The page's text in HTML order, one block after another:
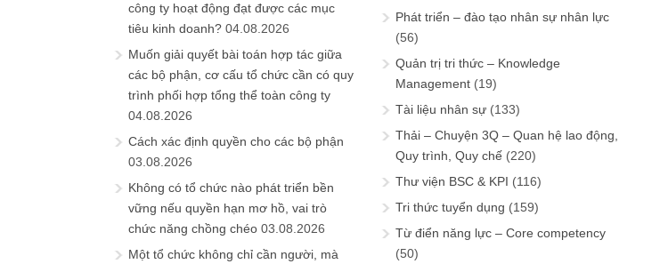
công ty hoạt động đạt được các mục
tiêu kinh doanh? 04.08.2026
Muốn giải quyết bài toán hợp tác giữa
các bộ phận, cơ cấu tổ chức cần có quy
trình phối hợp tổng thể toàn công ty
04.08.2026
Cách xác định quyền cho các bộ phận
03.08.2026
Không có tổ chức nào phát triển bền
vững nếu quyền hạn mơ hồ, vai trò
chức năng chồng chéo 03.08.2026
Một tổ chức không chỉ cần người, mà
Phát triển – đào tạo nhân sự nhân lực
(56)
Quản trị tri thức – Knowledge
Management (19)
Tài liệu nhân sự (133)
Thải – Chuyện 3Q – Quan hệ lao động,
Quy trình, Quy chế (220)
Thư viện BSC & KPI (116)
Tri thức tuyển dụng (159)
Từ điển năng lực – Core competency
(50)